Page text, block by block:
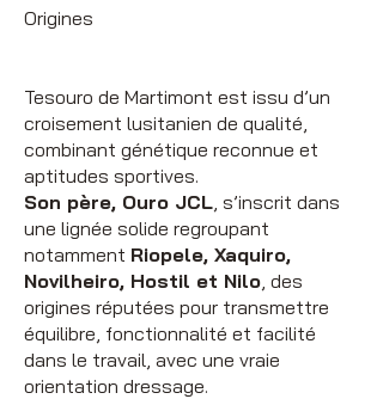
Origines
Tesouro de Martimont est issu d’un
croisement lusitanien de qualité,
combinant génétique reconnue et
aptitudes sportives.
Son père, Ouro JCL , s’inscrit dans
une lignée solide regroupant
notamment Riopele, Xaquiro,
Novilheiro, Hostil et Nilo , des
origines réputées pour transmettre
équilibre, fonctionnalité et facilité
dans le travail, avec une vraie
orientation dressage.